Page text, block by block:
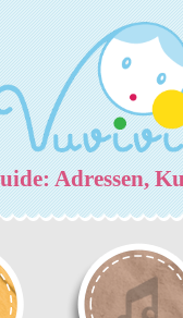
Adressen,